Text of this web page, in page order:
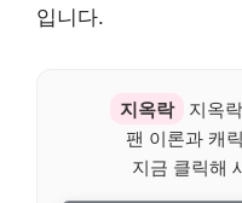
입니다.
지옥락
지옥
팬 이론과 캐
지금 클릭해